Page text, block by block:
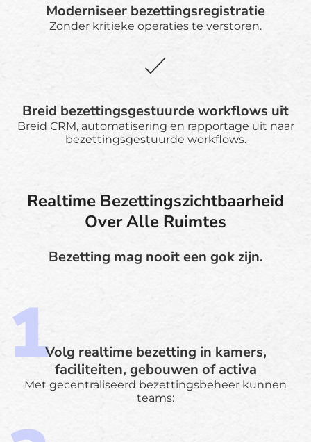
Moderniseer bezettingsregistratie
Zonder kritieke operaties te verstoren.
Breid bezettingsgestuurde workflows uit
Breid CRM, automatisering en rapportage uit naar
bezettingsgestuurde workflows.
Realtime Bezettingszichtbaarheid
Over Alle Ruimtes
Bezetting mag nooit een gok zijn.
Volg realtime bezetting in kamers,
faciliteiten, gebouwen of activa
Met gecentraliseerd bezettingsbeheer kunnen
teams: